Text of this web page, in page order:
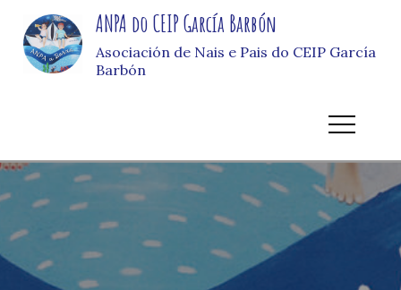
content
ANPA do CEIP García Barbón
Asociación de Nais e Pais do CEIP García
Barbón